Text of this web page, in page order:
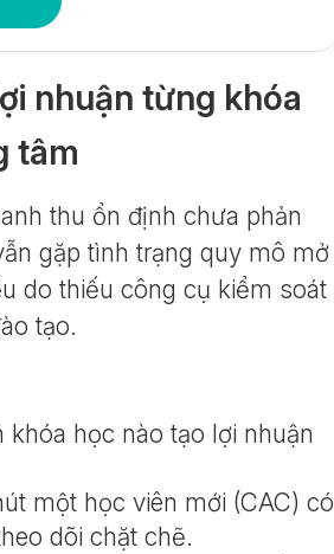
nhuận từng khóa
tâm
thu ổn định chưa phản
gặp tình trạng quy mô mở
do thiếu công cụ kiểm soát
tạo.
học nào tạo lợi nhuận
một học viên mới (CAC) có
dõi chặt chẽ.